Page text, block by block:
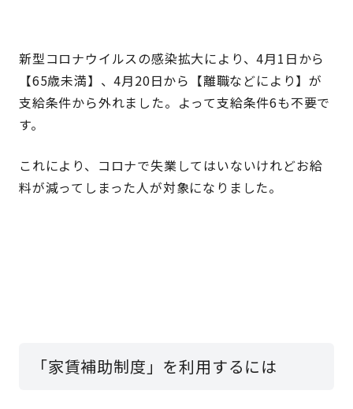
新型コロナウイルスの感染拡大により、4月1日から
【65歳未満】、4月20日から【離職などにより】が
支給条件から外れました。よって支給条件6も不要で
す。
これにより、コロナで失業してはいないけれどお給
料が減ってしまった人が対象になりました。
「家賃補助制度」を利用するには